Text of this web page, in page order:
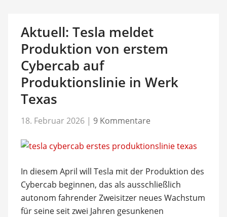
Aktuell: Tesla meldet
Produktion von erstem
Cybercab auf
Produktionslinie in Werk
Texas
18. Februar 2026 | 9 Kommentare
In diesem April will Tesla mit der Produktion des
Cybercab beginnen, das als ausschließlich
autonom fahrender Zweisitzer neues Wachstum
für seine seit zwei Jahren gesunkenen